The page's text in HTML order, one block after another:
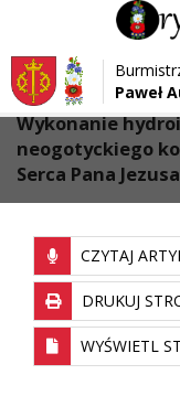
Przejdź do menu
Przejdź do głównej treści strony
Przejdź do stopki strony
Paweł
Strona główna >
Wykonanie
neogotyckiego
Serca Pana
CZYTAJ
DRUKUJ
WYŚWIETL